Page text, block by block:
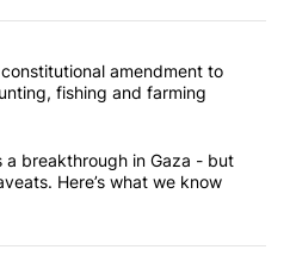
commented articles in the last
proposes constitutional
amendment to
fishing and farming
announces a breakthrough in
a breakthrough in Gaza - but
Here’s what we know